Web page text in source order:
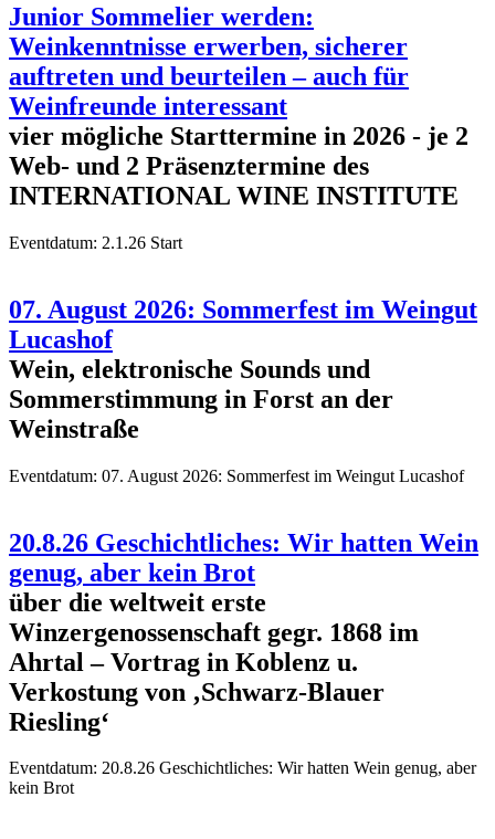
Junior Sommelier werden:
Weinkenntnisse erwerben, sicherer
auftreten und beurteilen – auch für
Weinfreunde interessant
vier mögliche Starttermine in 2026 - je 2
Web- und 2 Präsenztermine des
INTERNATIONAL WINE INSTITUTE
Eventdatum: 2.1.26 Start
07. August 2026: Sommerfest im Weingut
Lucashof
Wein, elektronische Sounds und
Sommerstimmung in Forst an der
Weinstraße
Eventdatum: 07. August 2026: Sommerfest im Weingut Lucashof
20.8.26 Geschichtliches: Wir hatten Wein
genug, aber kein Brot
über die weltweit erste
Winzergenossenschaft gegr. 1868 im
Ahrtal – Vortrag in Koblenz u.
Verkostung von ‚Schwarz-Blauer
Riesling‘
Eventdatum: 20.8.26 Geschichtliches: Wir hatten Wein genug, aber
kein Brot